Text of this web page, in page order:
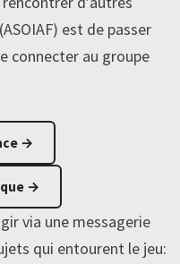
est de passer
connecter au groupe
→
→
via une messagerie
qui entourent le jeu: